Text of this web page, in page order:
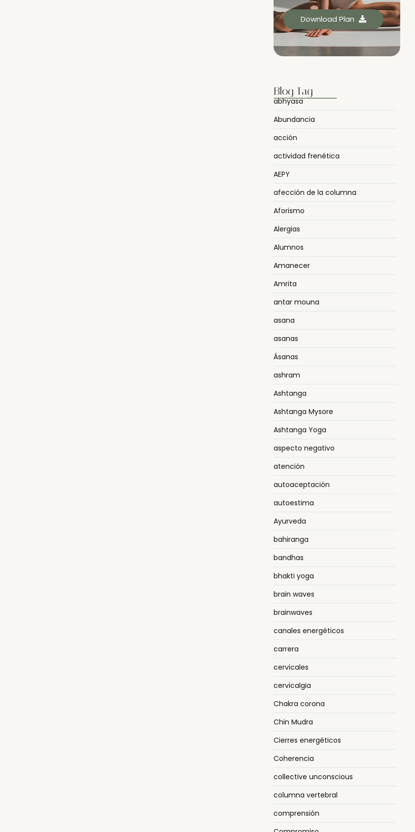
Download Plan
Blog Tag
abhyasa
Abundancia
acción
actividad frenética
AEPY
afección de la columna
Aforismo
Alergias
Alumnos
Amanecer
Amrita
antar mouna
asana
asanas
Ásanas
ashram
Ashtanga
Ashtanga Mysore
Ashtanga Yoga
aspecto negativo
atención
autoaceptación
autoestima
Ayurveda
bahiranga
bandhas
bhakti yoga
brain waves
brainwaves
canales energéticos
carrera
cervicales
cervicalgia
Chakra corona
Chin Mudra
Cierres energéticos
Coherencia
collective unconscious
columna vertebral
comprensión